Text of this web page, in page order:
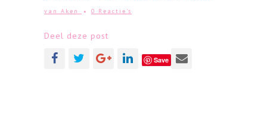
van Aken
0 Reactie's
Deel deze post
Save